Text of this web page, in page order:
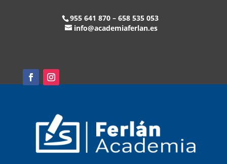
955 641 870 – 658 535 053
info@academiaferlan.es